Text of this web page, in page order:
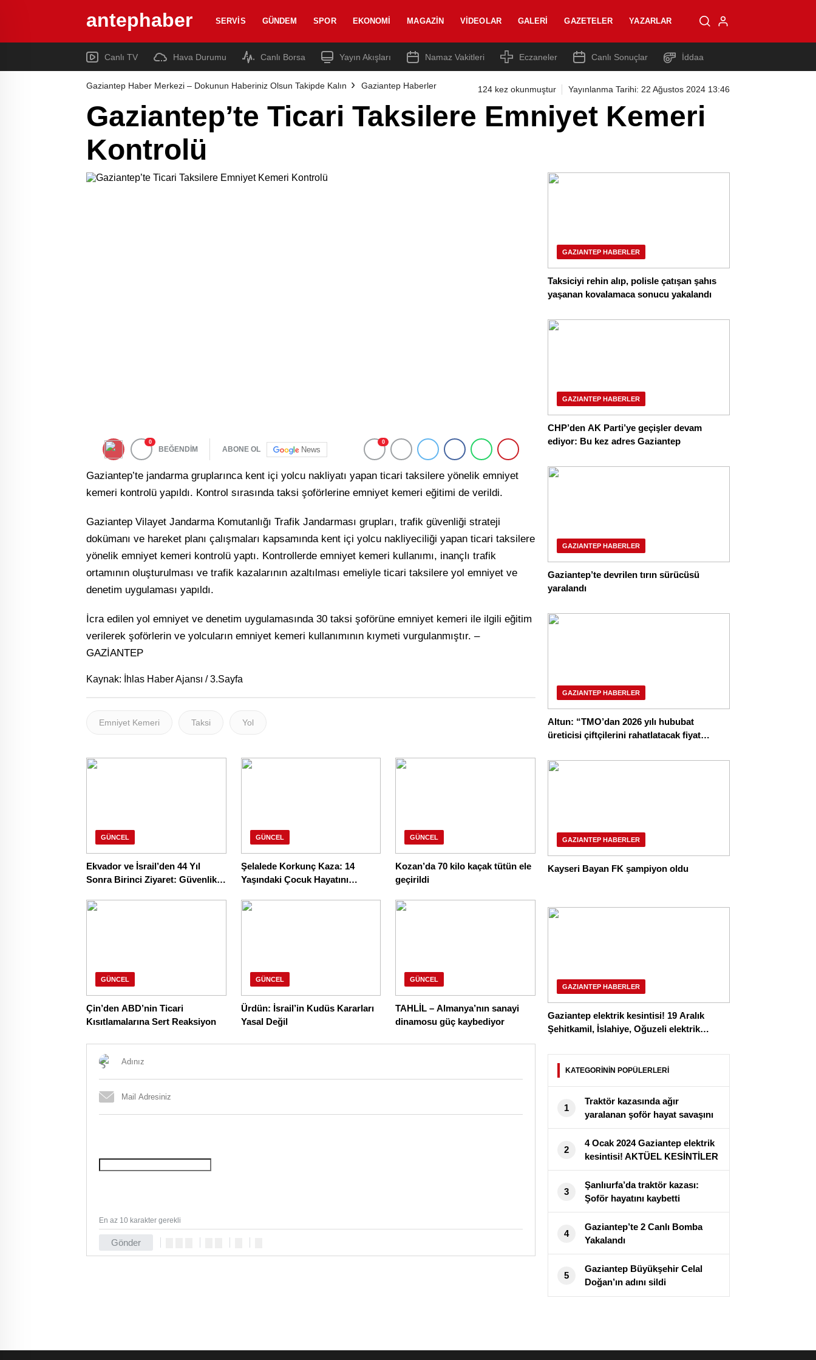
antephaber SERVIS GÜNDEM SPOR EKONOMI MAGAZIN VIDEOLAR GALERI GAZETELER YAZARLAR
Canlı TV Hava Durumu Canlı Borsa Yayın Akışları Namaz Vakitleri Eczaneler Canlı Sonuçlar İddaa
Gaziantep Haber Merkezi – Dokunun Haberiniz Olsun Takipde Kalın Gaziantep Haberler 124 kez okunmuştur Yayınlanma Tarihi: 22 Ağustos 2024 13:46
Gaziantep’te Ticari Taksilere Emniyet Kemeri
Kontrolü
0
BEĞENDİM ABONE OL News
0
Gaziantep’te jandarma gruplarınca kent içi yolcu nakliyatı yapan ticari taksilere yönelik emniyet
kemeri kontrolü yapıldı. Kontrol sırasında taksi şoförlerine emniyet kemeri eğitimi de verildi.
Gaziantep Vilayet Jandarma Komutanlığı Trafik Jandarması grupları, trafik güvenliği strateji
dokümanı ve hareket planı çalışmaları kapsamında kent içi yolcu nakliyeciliği yapan ticari taksilere
yönelik emniyet kemeri kontrolü yaptı. Kontrollerde emniyet kemeri kullanımı, inançlı trafik
ortamının oluşturulması ve trafik kazalarının azaltılması emeliyle ticari taksilere yol emniyet ve
denetim uygulaması yapıldı.
İcra edilen yol emniyet ve denetim uygulamasında 30 taksi şoförüne emniyet kemeri ile ilgili eğitim
verilerek şoförlerin ve yolcuların emniyet kemeri kullanımının kıymeti vurgulanmıştır. –
GAZİANTEP
Kaynak: İhlas Haber Ajansı / 3.Sayfa
Emniyet Kemeri Taksi Yol
GÜNCEL
Ekvador ve İsrail’den 44 Yıl
Sonra Birinci Ziyaret: Güvenlik
GÜNCEL
Şelalede Korkunç Kaza: 14
Yaşındaki Çocuk Hayatını
GÜNCEL
Kozan’da 70 kilo kaçak tütün ele
geçirildi
GÜNCEL
Çin’den ABD’nin Ticari
Kısıtlamalarına Sert Reaksiyon
GÜNCEL
Ürdün: İsrail’in Kudüs Kararları
Yasal Değil
GÜNCEL
TAHLİL – Almanya’nın sanayi
dinamosu güç kaybediyor
Gönder
En az 10 karakter gerekli
GAZIANTEP HABERLER
Taksiciyi rehin alıp, polisle çatışan şahıs
yaşanan kovalamaca sonucu yakalandı
GAZIANTEP HABERLER
CHP’den AK Parti’ye geçişler devam
ediyor: Bu kez adres Gaziantep
GAZIANTEP HABERLER
Gaziantep’te devrilen tırın sürücüsü
yaralandı
GAZIANTEP HABERLER
Altun: “TMO’dan 2026 yılı hububat
üreticisi çiftçilerini rahatlatacak fiyat
GAZIANTEP HABERLER
Kayseri Bayan FK şampiyon oldu
GAZIANTEP HABERLER
Gaziantep elektrik kesintisi! 19 Aralık
Şehitkamil, İslahiye, Oğuzeli elektrik
KATEGORİNİN POPÜLERLERİ
1
Traktör kazasında ağır
yaralanan şoför hayat savaşını
kaybetti
2
4 Ocak 2024 Gaziantep elektrik
kesintisi! AKTÜEL KESİNTİLER
Gaziantep’te elektrikler ne vakit
gelecek?
3
Şanlıurfa’da traktör kazası:
Şoför hayatını kaybetti
4
Gaziantep’te 2 Canlı Bomba
Yakalandı
5
Gaziantep Büyükşehir Celal
Doğan’ın adını sildi